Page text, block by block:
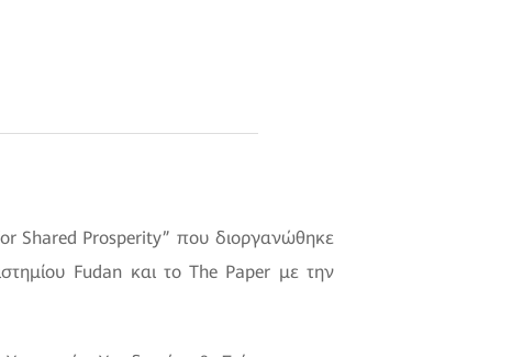
Shared Prosperity” που διοργανώθηκε
Fudan και το The Paper με την